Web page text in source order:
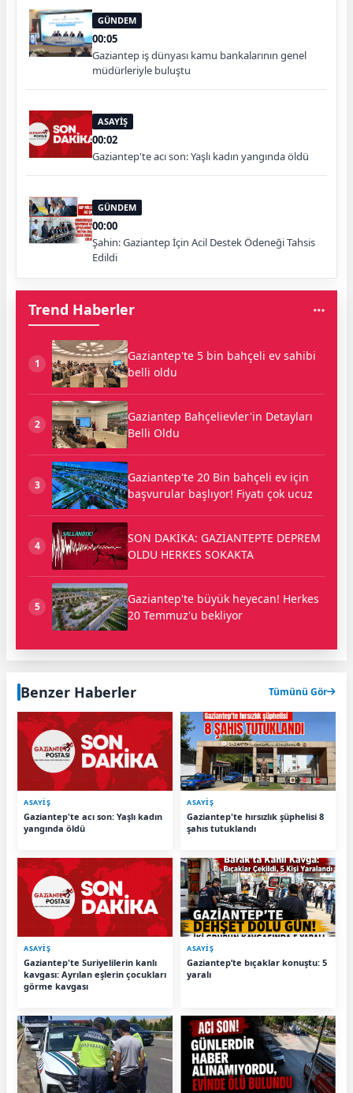
GÜNDEM
00:05
Gaziantep iş dünyası kamu bankalarının genel
müdürleriyle buluştu
ASAYİŞ
00:02
Gaziantep'te acı son: Yaşlı kadın yangında öldü
GÜNDEM
00:00
Şahin: Gaziantep İçin Acil Destek Ödeneği Tahsis
Edildi
Trend Haberler
1
Gaziantep'te 5 bin bahçeli ev sahibi
belli oldu
2
Gaziantep Bahçelievler'in Detayları
Belli Oldu
3
Gaziantep'te 20 Bin bahçeli ev için
başvurular başlıyor! Fiyatı çok ucuz
4
SON DAKİKA: GAZİANTEPTE DEPREM
OLDU HERKES SOKAKTA
5
Gaziantep'te büyük heyecan! Herkes
20 Temmuz'u bekliyor
Benzer Haberler Tümünü Gör
ASAYİŞ
Gaziantep'te acı son: Yaşlı kadın
yangında öldü
ASAYİŞ
Gaziantep'te hırsızlık şüphelisi 8
şahıs tutuklandı
ASAYİŞ
Gaziantep'te Suriyelilerin kanlı
kavgası: Ayrılan eşlerin çocukları
görme kavgası
ASAYİŞ
Gaziantep’te bıçaklar konuştu: 5
yaralı